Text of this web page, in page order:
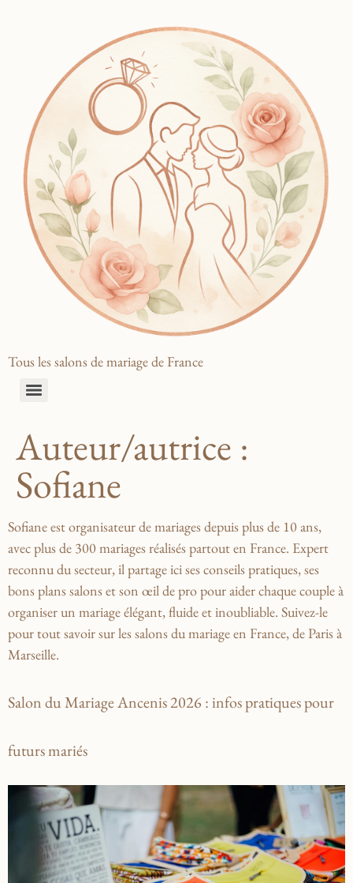
Tous les salons de mariage de France
Auteur/autrice :
Sofiane
Sofiane est organisateur de mariages depuis plus de 10 ans,
avec plus de 300 mariages réalisés partout en France. Expert
reconnu du secteur, il partage ici ses conseils pratiques, ses
bons plans salons et son œil de pro pour aider chaque couple à
organiser un mariage élégant, fluide et inoubliable. Suivez-le
pour tout savoir sur les salons du mariage en France, de Paris à
Marseille.
Salon du Mariage Ancenis 2026 : infos pratiques pour
futurs mariés